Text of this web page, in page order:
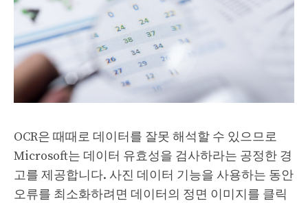
OCR은 때때로 데이터를 잘못 해석할 수 있으므로
Microsoft는 데이터 유효성을 검사하라는 공정한 경
고를 제공합니다. 사진 데이터 기능을 사용하는 동안
오류를 최소화하려면 데이터의 정면 이미지를 클릭